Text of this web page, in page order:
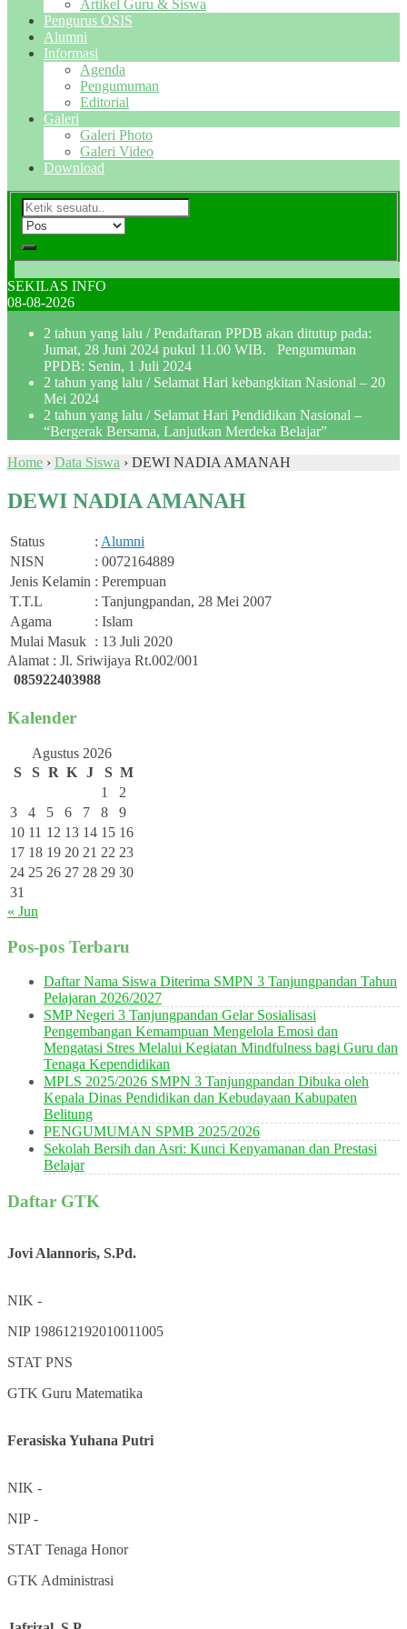
Artikel Guru & Siswa
Pengurus OSIS
Alumni
Informasi
Agenda
Pengumuman
Editorial
Galeri
Galeri Photo
Galeri Video
Download
SEKILAS INFO
08-08-2026
2 tahun yang lalu / Pendaftaran PPDB akan ditutup pada:
Jumat, 28 Juni 2024 pukul 11.00 WIB. Pengumuman
PPDB: Senin, 1 Juli 2024
2 tahun yang lalu / Selamat Hari kebangkitan Nasional – 20
Mei 2024
2 tahun yang lalu / Selamat Hari Pendidikan Nasional –
“Bergerak Bersama, Lanjutkan Merdeka Belajar”
Home › Data Siswa › DEWI NADIA AMANAH
DEWI NADIA AMANAH
Status : Alumni
NISN
: 0072164889
Jenis Kelamin : Perempuan
T.T.L
: Tanjungpandan, 28 Mei 2007
Agama
: Islam
Mulai Masuk : 13 Juli 2020
Alamat : Jl. Sriwijaya Rt.002/001
085922403988
Kalender
Agustus 2026
S
S R K J S M
1
2
3
4 5 6 7 8
9
10 11 12 13 14 15 16
17 18 19 20 21 22 23
24 25 26 27 28 29 30
31
« Jun
Pos-pos Terbaru
Daftar Nama Siswa Diterima SMPN 3 Tanjungpandan Tahun
Pelajaran 2026/2027
SMP Negeri 3 Tanjungpandan Gelar Sosialisasi
Pengembangan Kemampuan Mengelola Emosi dan
Mengatasi Stres Melalui Kegiatan Mindfulness bagi Guru dan
Tenaga Kependidikan
MPLS 2025/2026 SMPN 3 Tanjungpandan Dibuka oleh
Kepala Dinas Pendidikan dan Kebudayaan Kabupaten
Belitung
PENGUMUMAN SPMB 2025/2026
Sekolah Bersih dan Asri: Kunci Kenyamanan dan Prestasi
Belajar
Daftar GTK
Jovi Alannoris, S.Pd.
NIK -
NIP 198612192010011005
STAT PNS
GTK Guru Matematika
Ferasiska Yuhana Putri
NIK -
NIP-
STAT Tenaga Honor
GTK Administrasi